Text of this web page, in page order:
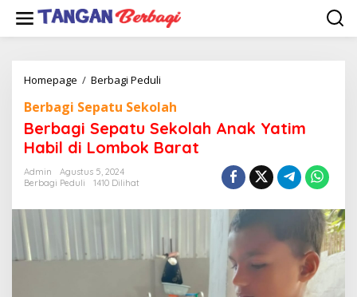
konten
Homepage / Berbagi Peduli
Sekolah
Anak
Yatim
Habil
Berbagi Sepatu Sekolah
Berbagi Sepatu Sekolah Anak Yatim
Habil di Lombok Barat
Admin
Agustus 5, 2024
Berbagi Peduli
1410 Dilihat